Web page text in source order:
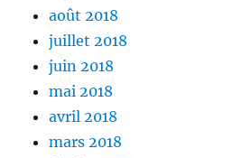
août 2018
juillet 2018
juin 2018
mai 2018
avril 2018
mars 2018